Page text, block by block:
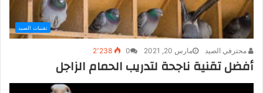
تقنيات الصيد
محترفي الصيد مارس 20, 2021 0 2٬238
أفضل تقنية ناجحة لتدريب الحمام الزاجل